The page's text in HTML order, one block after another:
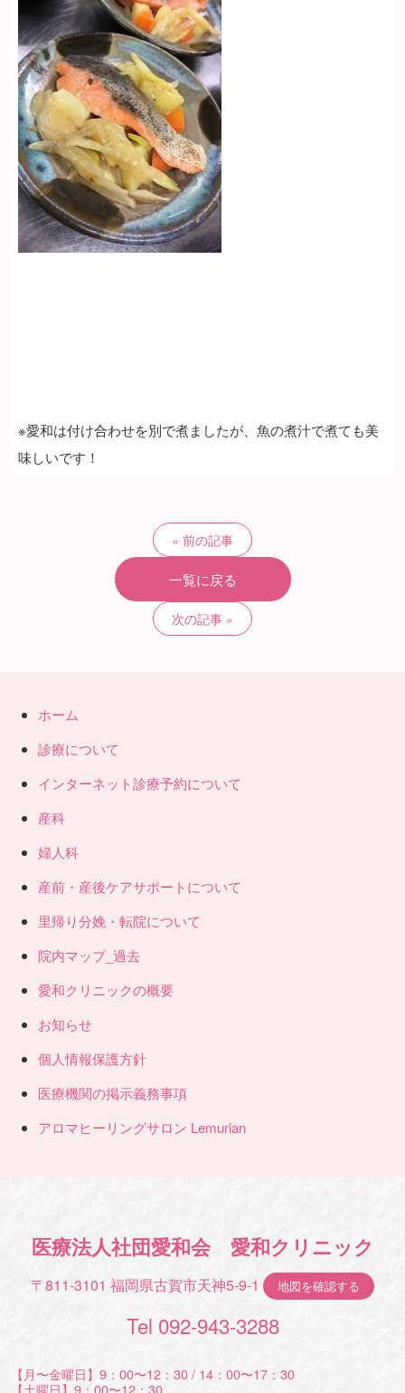
※愛和は付け合わせを別で煮ましたが、魚の煮汁で煮ても美
味しいです！
前の記事
一覧に戻る
次の記事
ホーム
診療について
インターネット診療予約について
産科
婦人科
産前・産後ケアサポートについて
里帰り分娩・転院について
院内マップ_過去
愛和クリニックの概要
お知らせ
個人情報保護方針
医療機関の掲示義務事項
アロマヒーリングサロン Lemurian
医療法人社団愛和会 愛和クリニック
〒811-3101 福岡県古賀市天神5-9-1 地図を確認する
Tel 092-943-3288
【月〜金曜日】9：00〜12：30 / 14：00〜17：30
【土曜日】9：00〜12：30